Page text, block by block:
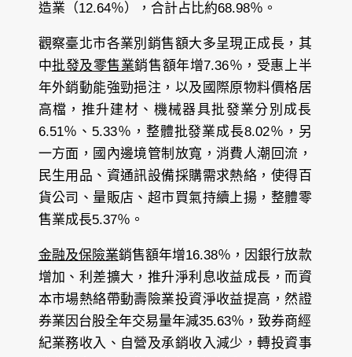
造業（12.64％），合計占比約68.98％。
觀察臺北市各業別銷售額大多呈現正成長，其
中批發及零售業銷售額年增7.36％，受惠上半
年外銷動能強勁挹注，以及國際原物料價格居
高檔，推升建材、機械器具批發業分別成長
6.51％、5.33％，整體批發業成長8.02％，另
一方面，國內邊境管制放寬，消費人潮回流，
民生用品、資通訊設備採購需求熱絡，使得百
貨公司、量販店、超市買氣持續上揚，整體零
售業成長5.37％。
金融及保險業銷售額年增16.38％，因銀行放款
增加、利差擴大，推升淨利息收益成長，而資
本市場熱絡帶動壽險業投資淨收益提高，然證
券業因台股全年交易量年減35.63％，致券商經
紀業務收入、自營及承銷收入減少，轉投資事